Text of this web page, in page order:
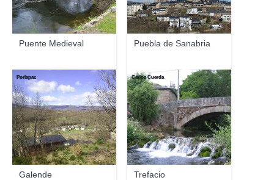
Puente Medieval Puebla de Sanabria
Galende
Porlapaz
Trefacio
Carlos Cuerda